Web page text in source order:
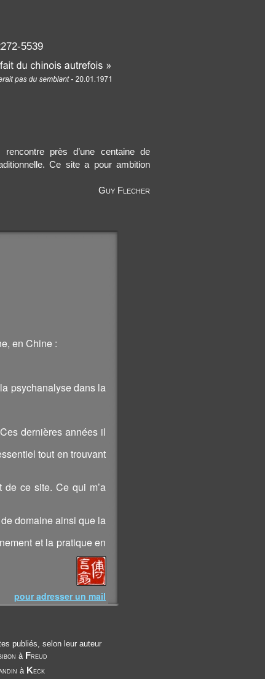
5539
rencontre près d’une centaine de
Ce site a pour ambition
Guy Flecher
en Chine :
psychanalyse dans la
dernières années il
tout en trouvant
de ce site. Ce qui m’a
domaine ainsi que la
et la pratique en
pour adresser un mail
publiés, selon leur auteur
à Freud
à Keck